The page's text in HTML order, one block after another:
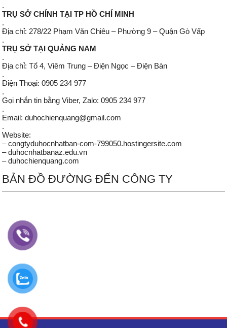
.
TRỤ SỞ CHÍNH TẠI TP HỒ CHÍ MINH
.
Địa chỉ: 278/22 Phạm Văn Chiêu – Phường 9 – Quận Gò Vấp
.
TRỤ SỞ TẠI QUẢNG NAM
.
Địa chỉ: Tổ 4, Viêm Trung – Điện Ngọc – Điện Bàn
.
Điện Thoại: 0905 234 977
.
Gọi nhắn tin bằng Viber, Zalo: 0905 234 977
.
Email: duhochienquang@gmail.com
.
Website:
– congtyduhocnhatban-com-799050.hostingersite.com
– duhocnhatbanaz.edu.vn
– duhochienquang.com
BẢN ĐỒ ĐƯỜNG ĐẾN CÔNG TY